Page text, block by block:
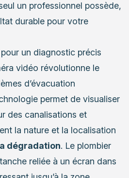
un professionnel possède,
durable pour votre
un diagnostic précis
vidéo révolutionne le
d’évacuation
permet de visualiser
des canalisations et
la nature et la localisation
dégradation. Le plombier
reliée à un écran dans